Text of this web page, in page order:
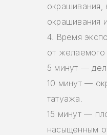
окрашивания,
окрашивания
4. Время
от желаемого
5 минут —
10 минут —
татуажа.
15 минут —
насыщенным